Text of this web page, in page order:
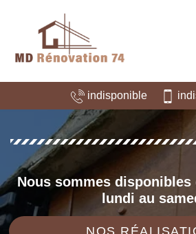
indisponible
Nous sommes disponibles
lundi au
NOS